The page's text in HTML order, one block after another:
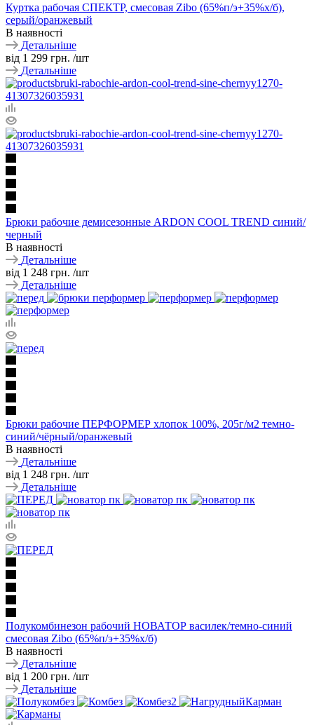
Куртка рабочая СПЕКТР, смесовая Zibo (65%п/э+35%х/б),
серый/оранжевый
В наявності
Детальніше
від 1 299 грн. /шт
Детальніше
Брюки рабочие демисезонные ARDON COOL TREND синий/
черный
В наявності
Детальніше
від 1 248 грн. /шт
Детальніше
Брюки рабочие ПЕРФОРМЕР хлопок 100%, 205г/м2 темно-
синий/чёрный/оранжевый
В наявності
Детальніше
від 1 248 грн. /шт
Детальніше
Полукомбинезон рабочий НОВАТОР василек/темно-синий
смесовая Zibo (65%п/э+35%х/б)
В наявності
Детальніше
від 1 200 грн. /шт
Детальніше